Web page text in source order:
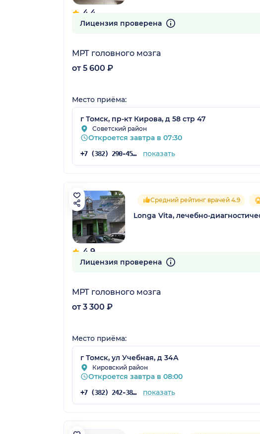
4.4
47 отзывов
Лицензия проверена
МРТ головного мозга
от 5 600 ₽
Место приёма:
г Томск, пр-кт Кирова, д 58 стр 47
Советский район
Откроется завтра в 07:30
+7 (382) 290-45-45 показать
4.9
9 отзывов
Средний рейтинг врачей 4.9
Longa Vita, лечебно-
Лицензия проверена
МРТ головного мозга
от 3 300 ₽
Место приёма:
г Томск, ул Учебная, д 34А
Кировский район
Откроется завтра в 08:00
+7 (382) 242-38-31 показать